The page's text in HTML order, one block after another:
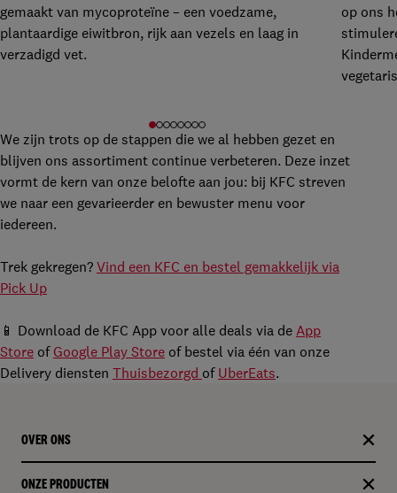
gemaakt van mycoproteïne – een voedzame,
plantaardige eiwitbron, rijk aan vezels en laag in
verzadigd vet.
op ons
We zijn trots op de stappen die we al hebben gezet en
blijven ons assortiment continue verbeteren. Deze inzet
vormt de kern van onze belofte aan jou: bij KFC streven
we naar een gevarieerder en bewuster menu voor
iedereen.
Trek gekregen? Vind een KFC en bestel gemakkelijk via
Pick Up
📱 Download de KFC App voor alle deals via de App
Store ofGoogle Play Store of bestel via één van onze
Delivery diensten Thuisbezorgd of UberEats.
OVER ONS
ONZE PRODUCTEN​